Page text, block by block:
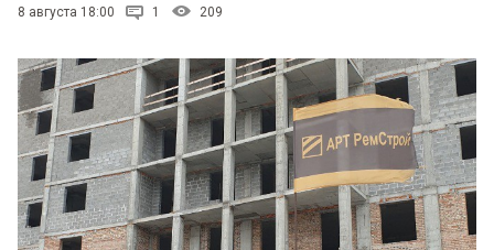
8 августа 18:00 1 209